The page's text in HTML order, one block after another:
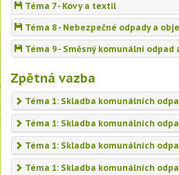
Téma 7 - Kovy a textil
Téma 8 - Nebezpečné odpady a
Téma 9 - Směsný komunální odpad
Zpětná vazba
Téma 1: Skladba komunálních
Téma 1: Skladba komunálních
Téma 1: Skladba komunálních
Téma 1: Skladba komunálních